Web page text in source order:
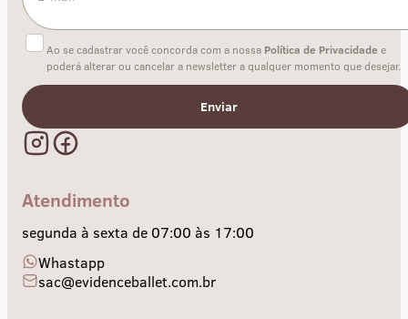
Ao se cadastrar você concorda com a nossa Política de Privacidade e
poderá alterar ou cancelar a newsletter a qualquer momento que desejar.
Enviar
Atendimento
segunda à sexta de 07:00 às 17:00
Whastapp
sac@evidenceballet.com.br